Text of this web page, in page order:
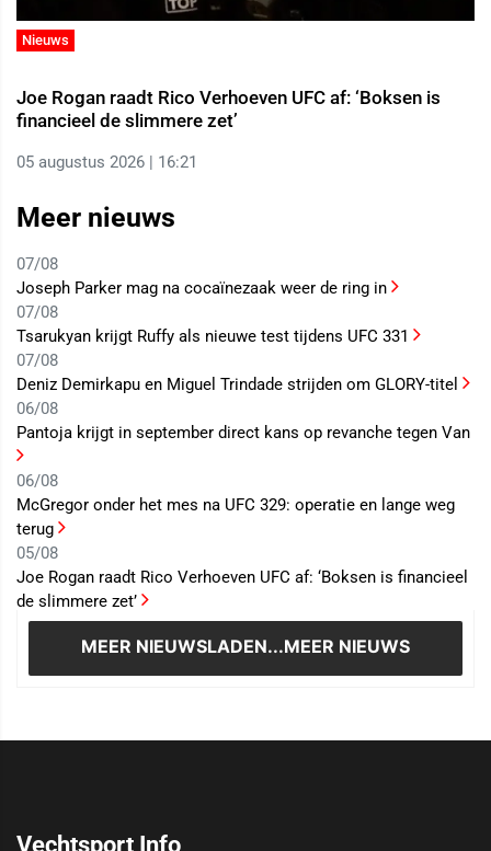
Nieuws
Joe Rogan raadt Rico Verhoeven UFC af: ‘Boksen is
financieel de slimmere zet’
05 augustus 2026 | 16:21
Meer nieuws
07/08
Joseph Parker mag na cocaïnezaak weer de ring in
07/08
Tsarukyan krijgt Ruffy als nieuwe test tijdens UFC 331
07/08
Deniz Demirkapu en Miguel Trindade strijden om GLORY-titel
06/08
Pantoja krijgt in september direct kans op revanche tegen Van
06/08
McGregor onder het mes na UFC 329: operatie en lange weg
terug
05/08
Joe Rogan raadt Rico Verhoeven UFC af: ‘Boksen is financieel
de slimmere zet’
MEER NIEUWSLADEN...MEER NIEUWS
Vechtsport Info